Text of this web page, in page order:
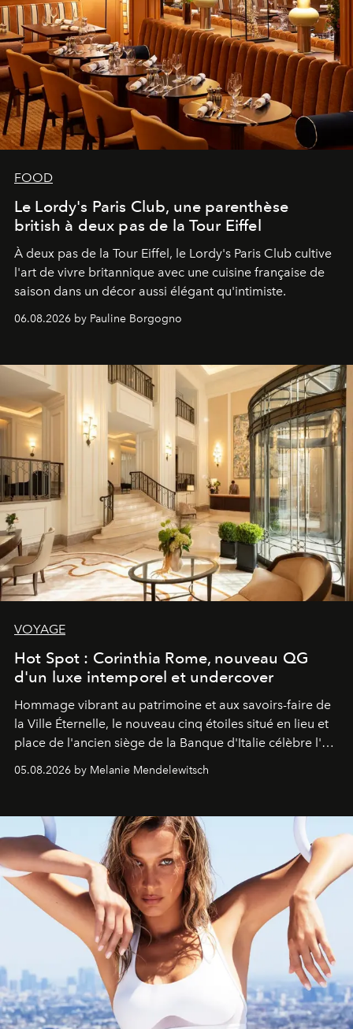
FOOD
Le Lordy's Paris Club, une parenthèse
british à deux pas de la Tour Eiffel
À deux pas de la Tour Eiffel, le Lordy's Paris Club cultive
l'art de vivre britannique avec une cuisine française de
saison dans un décor aussi élégant qu'intimiste.
06.08.2026 by Pauline Borgogno
VOYAGE
Hot Spot : Corinthia Rome, nouveau QG
d'un luxe intemporel et undercover
Hommage vibrant au patrimoine et aux savoirs-faire de
la Ville Éternelle, le nouveau cinq étoiles situé en lieu et
place de l'ancien siège de la Banque d'Italie célèbre l'art
de vivre Romain dans toute son élégance intemporelle.
05.08.2026 by Melanie Mendelewitsch